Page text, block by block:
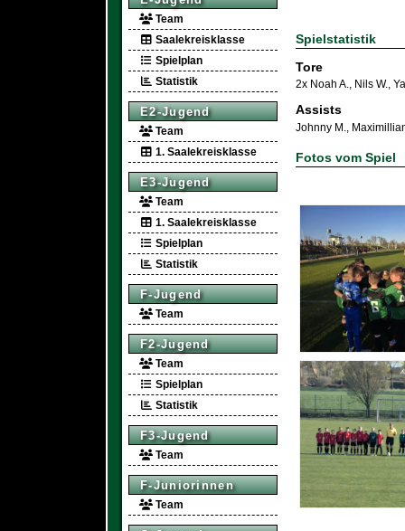
Team
Saalekreisklasse
Spielplan
Statistik
E2-Jugend
Team
1. Saalekreisklasse
E3-Jugend
Team
1. Saalekreisklasse
Spielplan
Statistik
F-Jugend
Team
F2-Jugend
Team
Spielplan
Statistik
F3-Jugend
Team
F-Juniorinnen
Team
Spielstatistik
Tore
2x Noah A., Nils W.,
Assists
Johnny M.
Fotos vom Spiel